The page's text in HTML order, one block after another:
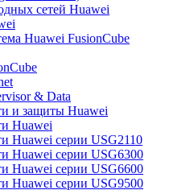
сетей Huawei
Huawei FusionCube
& Data
и защиты Huawei
Huawei
Huawei серии USG2110
Huawei серии USG6300
Huawei серии USG6600
Huawei серии USG9500